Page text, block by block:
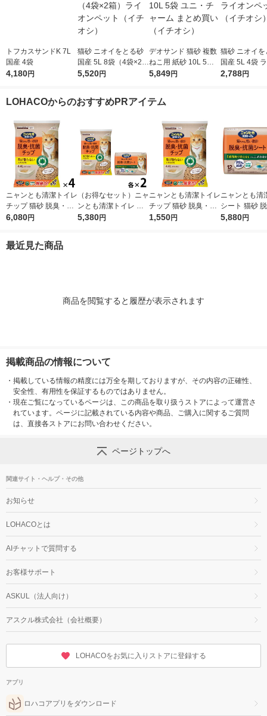
トフカスサンドK 7L
国産 4袋
4,180円
猫砂 ニオイをとる砂
国産 5L 8袋（4袋×2
箱）ライオンペット
5,520円
デオサンド 猫砂 複数
ねこ用 紙砂 10L 5袋
ユニ・チャーム まと
5,849円
猫砂 ニオイを
国産 5L 4袋
ペット（イチ
2,788円
LOHACOからのおすすめPRアイテム
ニャンとも清潔トイレ
チップ 猫砂 脱臭・抗
菌チップ 大きめの粒
6,080円
（お得なセット）ニャ
ンとも清潔トイレ 脱
臭・抗菌チップ 大き
5,380円
ニャンとも清潔トイレ
チップ 猫砂 脱臭・抗
菌チップ 大きめの粒
1,550円
ニャンとも清
シート 猫砂
菌シート 大
5,880円
最近見た商品
商品を閲覧すると履歴が表示されます
掲載商品の情報について
・ 掲載している情報の精度には万全を期しておりますが、その内容の正確性、
安全性、有用性を保証するものではありません。
・ 現在ご覧になっているページは、この商品を取り扱うストアによって運営さ
れています。ページに記載されている内容や商品、ご購入に関するご質問
は、直接各ストアにお問い合わせください。
ページトップへ
関連サイト・ヘルプ・その他
お知らせ
LOHACOとは
AIチャットで質問する
お客様サポート
ASKUL（法人向け）
アスクル株式会社（会社概要）
LOHACOをお気に入りストアに登録する
アプリ
ロハコアプリをダウンロード